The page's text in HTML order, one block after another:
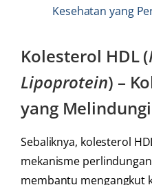
Kesehatan yang
Kolesterol HDL (
Lipoprotein) –
yang Melindungi
Sebaliknya, kolesterol
mekanisme
membantu mengangkut